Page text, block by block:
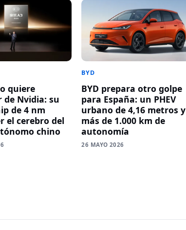
quiere
de Nvidia: su
de 4 nm
el cerebro del
chino
BYD
BYD prepara otro golpe
para España: un PHEV
urbano de 4,16 metros y
más de 1.000 km de
autonomía
26 MAYO 2026